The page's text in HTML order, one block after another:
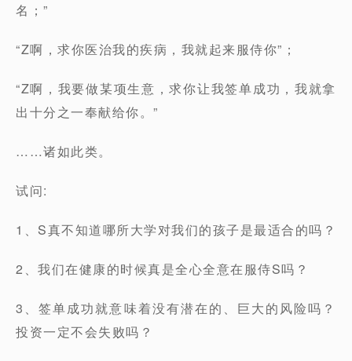
名；”
“Z啊，求你医治我的疾病，我就起来服侍你”；
“Z啊，我要做某项生意，求你让我签单成功，我就拿
出十分之一奉献给你。”
……诸如此类。
试问:
1、S真不知道哪所大学对我们的孩子是最适合的吗？
2、我们在健康的时候真是全心全意在服侍S吗？
3、签单成功就意味着没有潜在的、巨大的风险吗？
投资一定不会失败吗？